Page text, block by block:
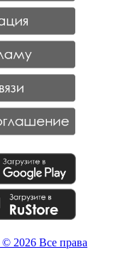
2026 Все права